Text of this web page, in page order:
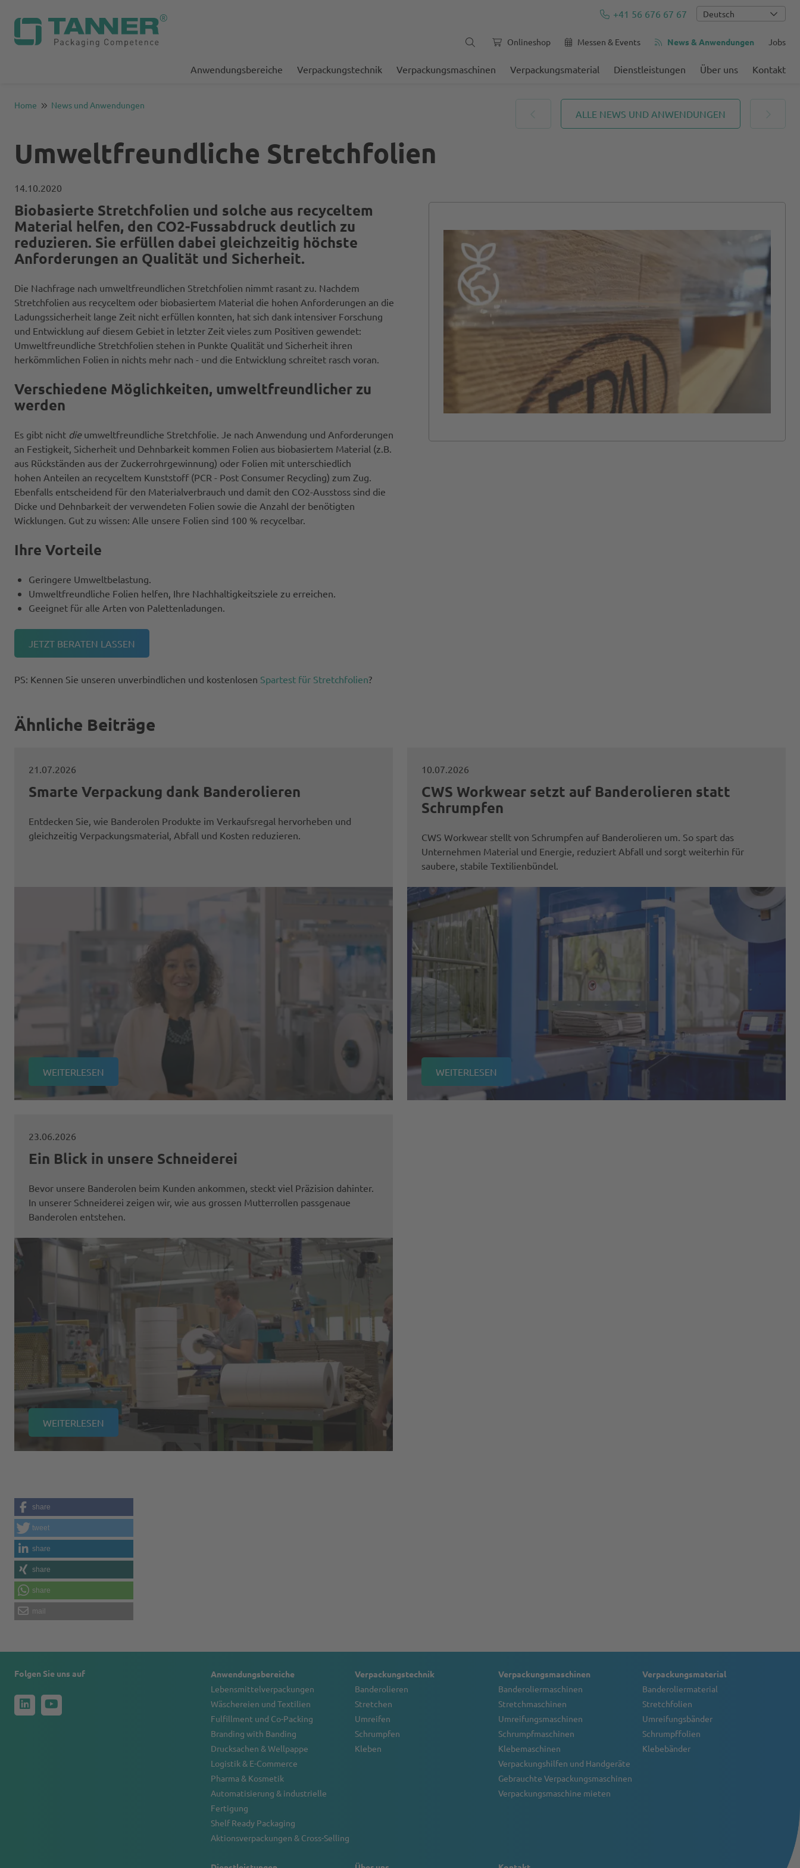
+41 56 676 67 67 Deutsch
Onlineshop Messen & Events News & Anwendungen Jobs
Anwendungsbereiche Verpackungstechnik Verpackungsmaschinen Verpackungsmaterial Dienstleistungen Über uns Kontakt
Home News und Anwendungen
ALLE NEWS UND ANWENDUNGEN
Umweltfreundliche Stretchfolien
14.10.2020
Biobasierte Stretchfolien und solche aus recyceltem
Material helfen, den CO2-Fussabdruck deutlich zu
reduzieren. Sie erfüllen dabei gleichzeitig höchste
Anforderungen an Qualität und Sicherheit.
Die Nachfrage nach umweltfreundlichen Stretchfolien nimmt rasant zu. Nachdem
Stretchfolien aus recyceltem oder biobasiertem Material die hohen Anforderungen an die
Ladungssicherheit lange Zeit nicht erfüllen konnten, hat sich dank intensiver Forschung
und Entwicklung auf diesem Gebiet in letzter Zeit vieles zum Positiven gewendet:
Umweltfreundliche Stretchfolien stehen in Punkte Qualität und Sicherheit ihren
herkömmlichen Folien in nichts mehr nach - und die Entwicklung schreitet rasch voran.
Verschiedene Möglichkeiten, umweltfreundlicher zu
werden
Es gibt nicht dieumweltfreundliche Stretchfolie. Je nach Anwendung und Anforderungen
an Festigkeit, Sicherheit und Dehnbarkeit kommen Folien aus biobasiertem Material (z.B.
aus Rückständen aus der Zuckerrohrgewinnung) oder Folien mit unterschiedlich
hohen Anteilen an recyceltem Kunststoff (PCR - Post Consumer Recycling) zum Zug.
Ebenfalls entscheidend für den Materialverbrauch und damit den CO2-Ausstoss sind die
Dicke und Dehnbarkeit der verwendeten Folien sowie die Anzahl der benötigten
Wicklungen. Gut zu wissen: Alle unsere Folien sind 100 % recycelbar.
Ihre Vorteile
Geringere Umweltbelastung.
Umweltfreundliche Folien helfen, Ihre Nachhaltigkeitsziele zu erreichen.
Geeignet für alle Arten von Palettenladungen.
JETZT BERATEN LASSEN
PS: Kennen Sie unseren unverbindlichen und kostenlosen Spartest für Stretchfolien?
Ähnliche Beiträge
21.07.2026
Smarte Verpackung dank Banderolieren
Entdecken Sie, wie Banderolen Produkte im Verkaufsregal hervorheben und
gleichzeitig Verpackungsmaterial, Abfall und Kosten reduzieren.
WEITERLESEN
10.07.2026
CWS Workwear setzt auf Banderolieren statt
Schrumpfen
CWS Workwear stellt von Schrumpfen auf Banderolieren um. So spart das
Unternehmen Material und Energie, reduziert Abfall und sorgt weiterhin für
saubere, stabile Textilienbündel.
WEITERLESEN
23.06.2026
Ein Blick in unsere Schneiderei
Bevor unsere Banderolen beim Kunden ankommen, steckt viel Präzision dahinter.
In unserer Schneiderei zeigen wir, wie aus grossen Mutterrollen passgenaue
Banderolen entstehen.
WEITERLESEN
share
tweet
share
share
share
mail
Folgen Sie uns auf
Anwendungsbereiche
Lebensmittelverpackungen
Wäschereien und Textilien
Fulfillment und Co-Packing
Branding with Banding
Drucksachen & Wellpappe
Logistik & E-Commerce
Pharma & Kosmetik
Automatisierung & industrielle
Fertigung
Shelf Ready Packaging
Aktionsverpackungen & Cross-Selling
Verpackungstechnik
Banderolieren
Stretchen
Umreifen
Schrumpfen
Kleben
Verpackungsmaschinen
Banderoliermaschinen
Stretchmaschinen
Umreifungsmaschinen
Schrumpfmaschinen
Klebemaschinen
Verpackungshilfen und Handgeräte
Gebrauchte Verpackungsmaschinen
Verpackungsmaschine mieten
Verpackungsmaterial
Banderoliermaterial
Stretchfolien
Umreifungsbänder
Schrumpffolien
Klebebänder